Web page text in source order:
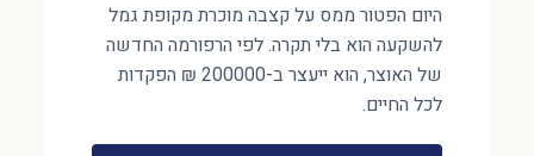
היום הפטור ממס על קצבה מוכרת מקופת גמל
להשקעה הוא בלי תקרה. לפי הרפורמה החדשה
של האוצר, הוא ייעצר ב-200000 ₪ הפקדות
לכל החיים.